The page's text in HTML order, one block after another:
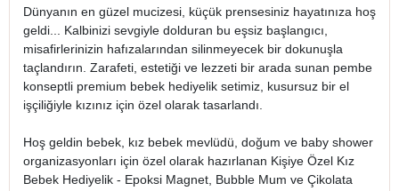
Dünyanın en güzel mucizesi, küçük prensesiniz hayatınıza hoş
geldi... Kalbinizi sevgiyle dolduran bu eşsiz başlangıcı,
misafirlerinizin hafızalarından silinmeyecek bir dokunuşla
taçlandırın. Zarafeti, estetiği ve lezzeti bir arada sunan pembe
konseptli premium bebek hediyelik setimiz, kusursuz bir el
işçiliğiyle kızınız için özel olarak tasarlandı.
Hoş geldin bebek, kız bebek mevlüdü, doğum ve baby shower
organizasyonları için özel olarak hazırlanan Kişiye Özel Kız
Bebek Hediyelik - Epoksi Magnet, Bubble Mum ve Çikolata